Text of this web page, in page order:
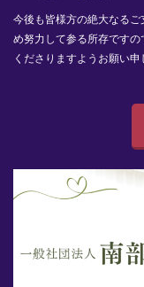
今後も皆様方の絶大なる
め努力して参る所存です
くださりますようお願い申